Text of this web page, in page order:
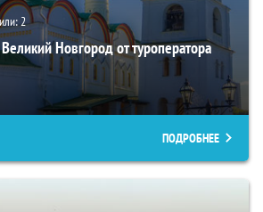
2
Новгород от туроператора
ПОДРОБНЕЕ